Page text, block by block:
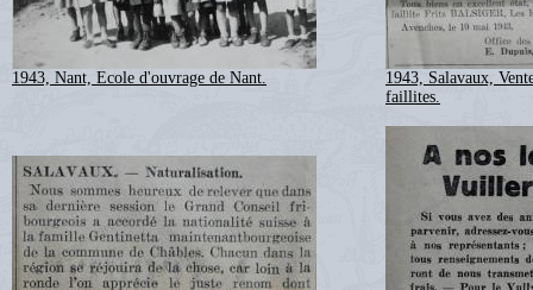
1943, Nant, Ecole d'ouvrage de Nant.
1943, Salavaux,
faillites.